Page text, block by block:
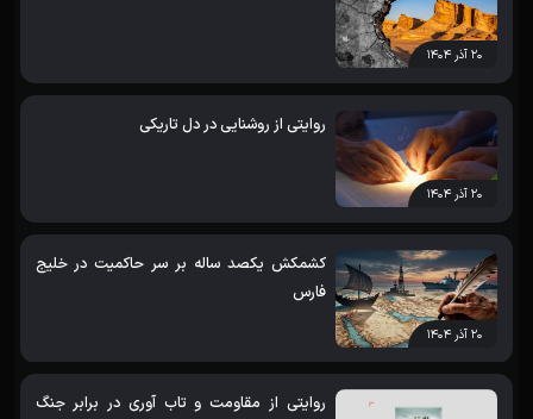
۲۰ آذر ۱۴۰۴
۲۰ آذر ۱۴۰۴
روایتی از روشنایی در دل تاریکی
۲۰ آذر ۱۴۰۴
کشمکش یکصد ساله بر سر حاکمیت در خلیج
فارس
روایتی از مقاومت و تاب آوری در برابر جنگ